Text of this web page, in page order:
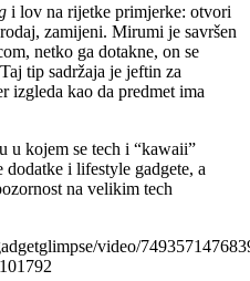
i lov na rijetke primjerke: otvori
zamijeni. Mirumi je savršen
netko ga dotakne, on se
tip sadržaja je jeftin za
izgleda kao da predmet ima
u kojem se tech i “kawaii”
dodatke i lifestyle gadgete, a
na velikim tech
video/